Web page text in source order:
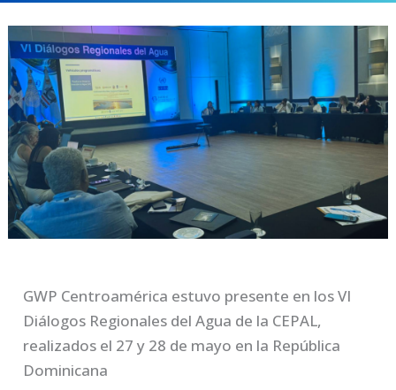
GWP Centroamérica estuvo presente en los VI
Diálogos Regionales del Agua de la CEPAL,
realizados el 27 y 28 de mayo en la República
Dominicana